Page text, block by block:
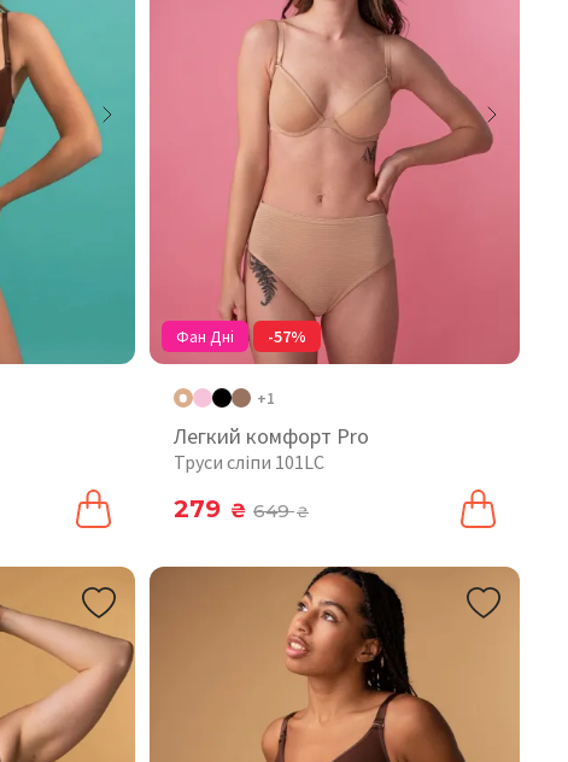
Фан Дні -57%
+1
Легкий комфорт Pro
Труси сліпи 101LC
279 ₴ 649₴